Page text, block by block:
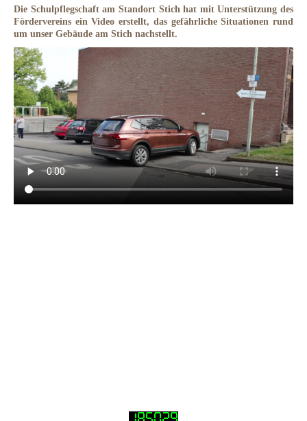
Die Schulpflegschaft am Standort Stich hat mit Unterstützung des
Fördervereins ein Video erstellt, das gefährliche Situationen rund
um unser Gebäude am Stich nachstellt.